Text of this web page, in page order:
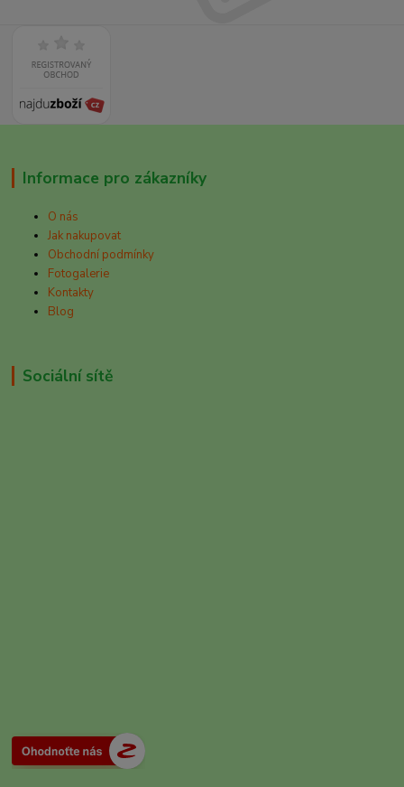
Informace pro zákazníky
O nás
Jak nakupovat
Obchodní podmínky
Fotogalerie
Kontakty
Blog
Sociální sítě